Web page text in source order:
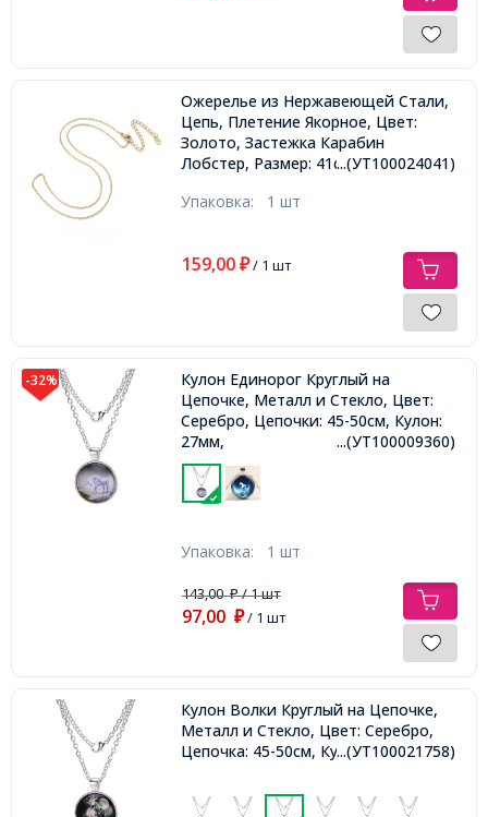
Ожерелье из Нержавеющей Стали,
Цепь, Плетение Якорное, Цвет:
Золото, Застежка Карабин
Лобстер, Размер: 41см,...(УТ100024041)
Упаковка: 1 шт
159,00 ₽/ 1 шт
-32%
Кулон Единорог Круглый на
Цепочке, Металл и Стекло, Цвет:
Серебро, Цепочки: 45-50см, Кулон:
27мм,
...(УТ100009360)
Упаковка: 1 шт
143,00₽/ 1 шт
97,00 ₽/ 1 шт
Кулон Волки Круглый на Цепочке,
Металл и Стекло, Цвет: Серебро,
Цепочка: 45-50см, Кулон: 27мм,
...(УТ100021758)